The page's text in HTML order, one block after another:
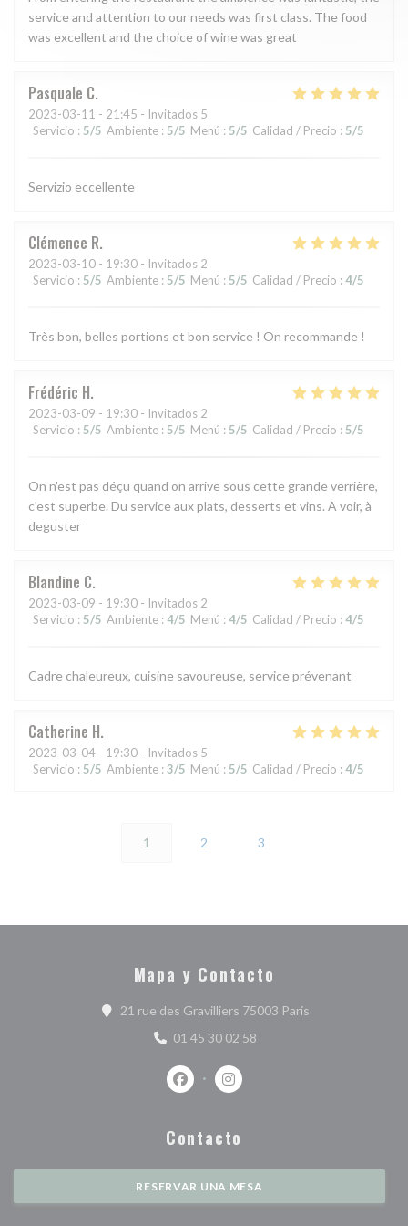
service and attention to our needs was first class. The food
was excellent and the choice of wine was great
Pasquale C
2023-03-11 - 21:45 - Invitados 5
Servicio : 5/5 Ambiente : 5/5 Menú : 5/5 Calidad / Precio : 5/5
Servizio eccellente
Clémence R
2023-03-10 - 19:30 - Invitados 2
Servicio : 5/5 Ambiente : 5/5 Menú : 5/5 Calidad / Precio : 4/5
Très bon, belles portions et bon service ! On recommande !
Frédéric H
2023-03-09 - 19:30 - Invitados 2
Servicio : 5/5 Ambiente : 5/5 Menú : 5/5 Calidad / Precio : 5/5
On n'est pas déçu quand on arrive sous cette grande verrière,
c'est superbe. Du service aux plats, desserts et vins. A voir, à
deguster
Blandine C
2023-03-09 - 19:30 - Invitados 2
Servicio : 5/5 Ambiente : 4/5 Menú : 4/5 Calidad / Precio : 4/5
Cadre chaleureux, cuisine savoureuse, service prévenant
Catherine H
2023-03-04 - 19:30 - Invitados 5
Servicio : 5/5 Ambiente : 3/5 Menú : 5/5 Calidad / Precio : 4/5
1 2 3
Mapa y Contacto
21 rue des Gravilliers 75003 Paris((abre en una
01 45 30 02 58
Facebook ((abre en una nueva
Instagram ((abre en una
Contacto
RESERVAR UNA MESA